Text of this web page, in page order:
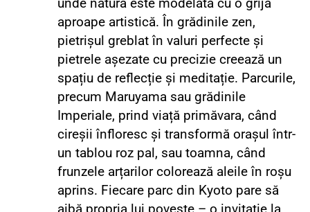
unde natura este modelată cu o grijă
aproape artistică. În grădinile zen,
pietrișul greblat în valuri perfecte și
pietrele așezate cu precizie creează un
spațiu de reflecție și meditație. Parcurile,
precum Maruyama sau grădinile
Imperiale, prind viață primăvara, când
cireșii înfloresc și transformă orașul într-
un tablou roz pal, sau toamna, când
frunzele arțarilor colorează aleile în roșu
aprins. Fiecare parc din Kyoto pare să